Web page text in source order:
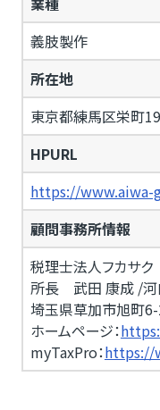
義肢製作
所在地
東京都練馬区栄町
HPURL
https://www.aiwa-
顧問事務所情報
税理士法人フカサク
所長 武田 康成 /河
埼玉県草加市旭町
ホームページ：
myTaxPro：https://